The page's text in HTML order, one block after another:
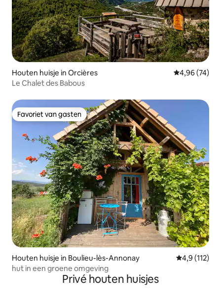
Houten huisje in Orcières Gemiddelde
4,96 (74)
Le Chalet des Babous
Favoriet van gasten
Favoriet van gasten
Houten huisje in Boulieu-lès-Annonay Gemiddelde
4,9 (112)
hut in een groene omgeving
Privé houten huisjes